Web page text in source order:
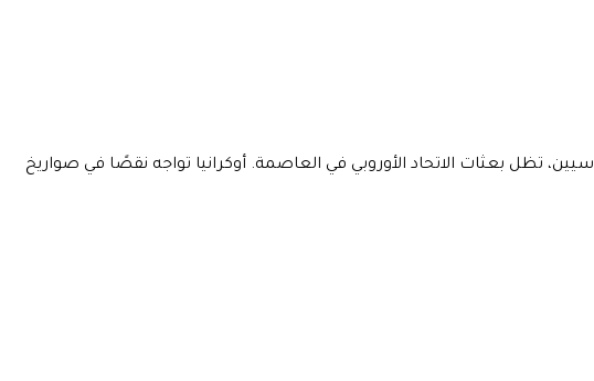
تظل بعثات الاتحاد الأوروبي في العاصمة. أوكرانيا تواجه نقصًا في صواريخ